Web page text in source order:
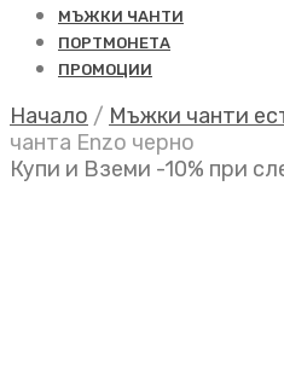
МЪЖКИ ЧАНТИ
ПОРТМОНЕТА
ПРОМОЦИИ
Начало / Мъжки чанти
чанта Enzo черно
Купи и Вземи -10% при